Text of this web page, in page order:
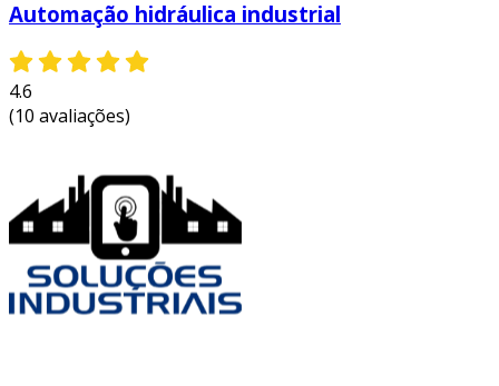
painéis e softwares que permitem aos
automação, monitorando e ajustando
controlado. através da integração de
tecnologias, as indústrias conseguem otimizar
suas operações e melhorar a sua
competitividade.
fatores que influenciam o preço dos
Automação hidráulica industrial
4.6
(10 avaliações)